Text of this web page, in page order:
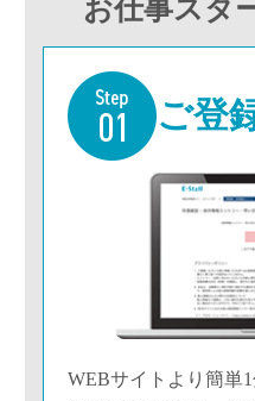
お仕事スタ
ご登
WEBサイトより簡単